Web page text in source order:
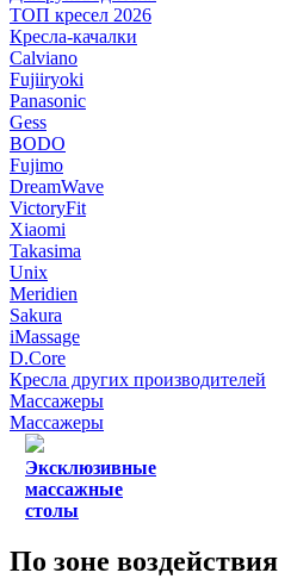
ТОП кресел 2026
Кресла-качалки
Calviano
Fujiiryoki
Panasonic
Gess
BODO
Fujimo
DreamWave
VictoryFit
Xiaomi
Takasima
Unix
Meridien
Sakura
iMassage
D.Core
Кресла других производителей
Массажеры
Массажеры
Эксклюзивные
массажные
столы
По зоне воздействия